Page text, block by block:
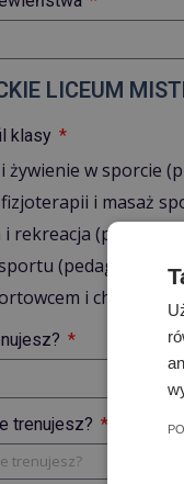
LICEUM
klasy
żywienie w sporcie
i masaż
rekreacja
(pedagogika
i chcę
trenujesz?